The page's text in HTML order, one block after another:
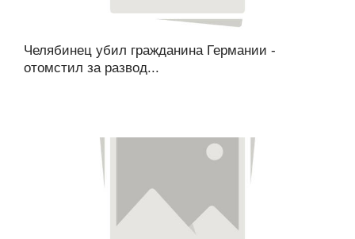
Челябинец убил гражданина Германии -
отомстил за развод...